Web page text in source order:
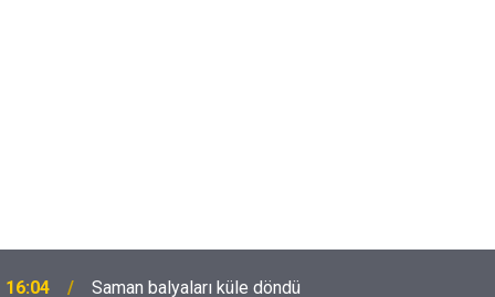
15:39 İl Genel Meclisi’nden okullara 1.8 milyon TL destek